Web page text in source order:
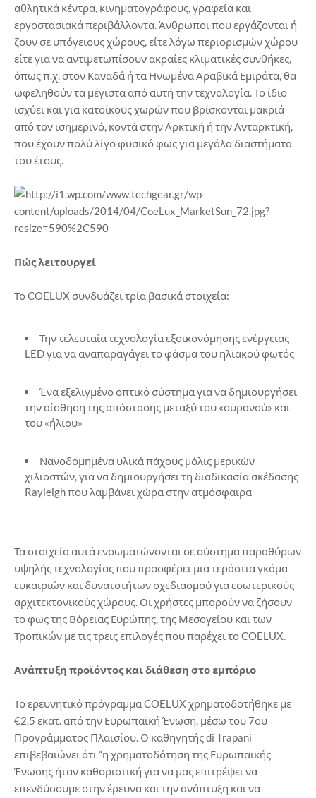
αθλητικά κέντρα, κινηματογράφους, γραφεία και
εργοστασιακά περιβάλλοντα. Άνθρωποι που εργάζονται ή
ζουν σε υπόγειους χώρους, είτε λόγω περιορισμών χώρου
είτε για να αντιμετωπίσουν ακραίες κλιματικές συνθήκες,
όπως π.χ. στον Καναδά ή τα Ηνωμένα Αραβικά Εμιράτα, θα
ωφεληθούν τα μέγιστα από αυτή την τεχνολογία. Το ίδιο
ισχύει και για κατοίκους χωρών που βρίσκονται μακριά
από τον ισημερινό, κοντά στην Αρκτική ή την Ανταρκτική,
που έχουν πολύ λίγο φυσικό φως για μεγάλα διαστήματα
του έτους.
Πώς λειτουργεί
Το COELUX συνδυάζει τρία βασικά στοιχεία:
Την τελευταία τεχνολογία εξοικονόμησης ενέργειας
LED για να αναπαραγάγει το φάσμα του ηλιακού φωτός
Ένα εξελιγμένο οπτικό σύστημα για να δημιουργήσει
την αίσθηση της απόστασης μεταξύ του «ουρανού» και
του «ήλιου»
Νανοδομημένα υλικά πάχους μόλις μερικών
χιλιοστών, για να δημιουργήσει τη διαδικασία σκέδασης
Rayleigh που λαμβάνει χώρα στην ατμόσφαιρα
Τα στοιχεία αυτά ενσωματώνονται σε σύστημα παραθύρων
υψηλής τεχνολογίας που προσφέρει μια τεράστια γκάμα
ευκαιριών και δυνατοτήτων σχεδιασμού για εσωτερικούς
αρχιτεκτονικούς χώρους. Οι χρήστες μπορούν να ζήσουν
το φως της Βόρειας Ευρώπης, της Μεσογείου και των
Τροπικών με τις τρεις επιλογές που παρέχει το COELUX.
Ανάπτυξη προϊόντος και διάθεση στο εμπόριο
Το ερευνητικό πρόγραμμα COELUX χρηματοδοτήθηκε με
€2,5 εκατ. από την Ευρωπαϊκή Ένωση, μέσω του 7ου
Προγράμματος Πλαισίου. Ο καθηγητής di Trapani
επιβεβαιώνει ότι “η χρηματοδότηση της Ευρωπαϊκής
Ένωσης ήταν καθοριστική για να μας επιτρέψει να
επενδύσουμε στην έρευνα και την ανάπτυξη και να